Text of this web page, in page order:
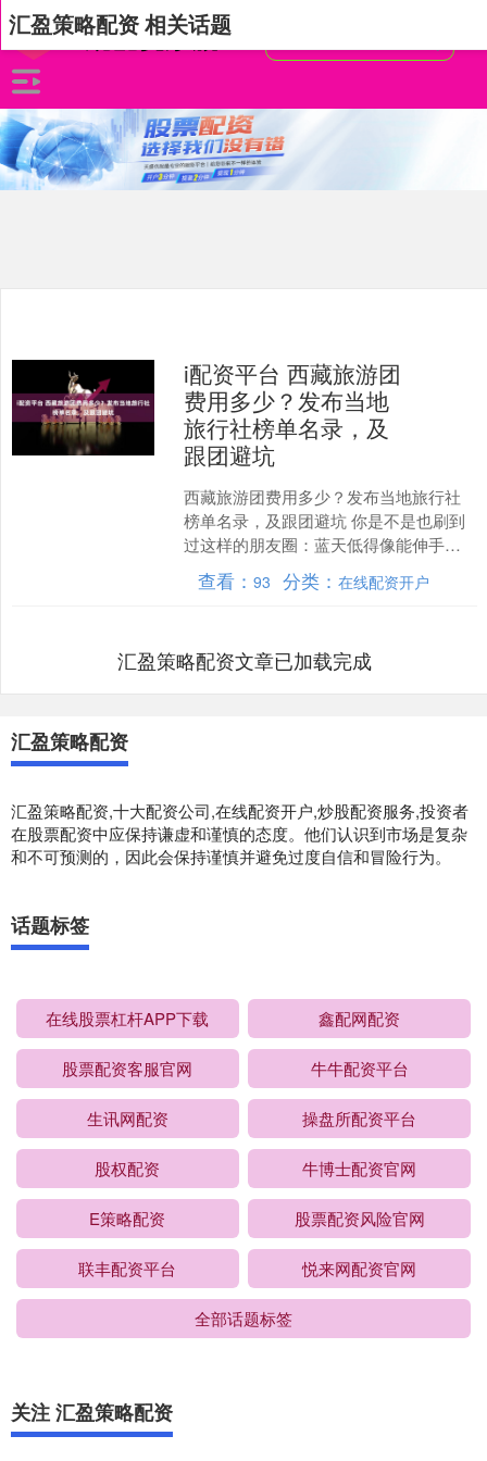
汇盈策略配资 相关话题
i配资平台 西藏旅游团
费用多少？发布当地
旅行社榜单名录，及
跟团避坑
西藏旅游团费用多少？发布当地旅行社
榜单名录，及跟团避坑 你是不是也刷到
过这样的朋友圈：蓝天低得像能伸手摘
云，纳木错湖水蓝得不像地球产物，布
达拉宫金顶在晨光里一寸....
查看：93 分类：在线配资开户
汇盈策略配资文章已加载完成
汇盈策略配资
汇盈策略配资,十大配资公司,在线配资开户,炒股配资服务,投资者
在股票配资中应保持谦虚和谨慎的态度。他们认识到市场是复杂
和不可预测的，因此会保持谨慎并避免过度自信和冒险行为。
话题标签
在线股票杠杆APP下载 鑫配网配资
股票配资客服官网 牛牛配资平台
生讯网配资 操盘所配资平台
股权配资 牛博士配资官网
E策略配资 股票配资风险官网
联丰配资平台 悦来网配资官网
全部话题标签
关注 汇盈策略配资